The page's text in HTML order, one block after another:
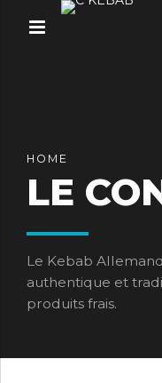
HOME
LE
Le Kebab
authentique et
produits frais.